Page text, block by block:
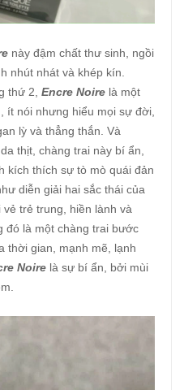
này đậm chất thư sinh, ngồi
nhút nhát và khép kín.
thứ 2, Encre Noire là một
ít nói nhưng hiểu mọi sự đời,
lỳ và thẳng thắn. Và
thịt, chàng trai này bí ẩn,
kích thích sự tò mò quái đản
diễn giải hai sắc thái của
trẻ trung, hiền lành và
đó là một chàng trai bước
thời gian, mạnh mẽ, lạnh
Noire là sự bí ẩn, bởi mùi